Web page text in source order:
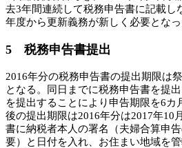
去3年間連続して税務申告書に記載し
年度から更新義務が新しく必要となっ
5 税務申告書提出
2016年分の税務申告書の提出期限は
となる。同日までに税務申告書を提
を提出することにより申告期限を6カ
後の提出期限は2016年分は2017年10
書に納税者本人の署名（夫婦合算申
要）と日付を入れ、お住まい地域を